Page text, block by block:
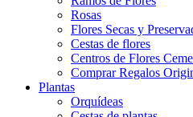
Rosas
Flores Secas y
Cestas de flores
Centros de Flores
Comprar Regalos
Plantas
Orquídeas